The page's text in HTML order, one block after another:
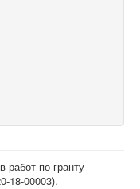
работ по гранту
18-00003).